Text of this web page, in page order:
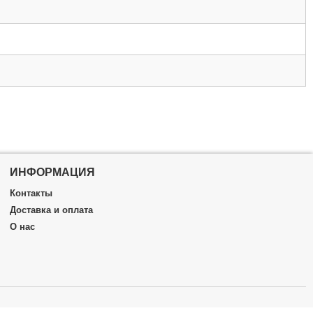
ИНФОРМАЦИЯ
Контакты
Доставка и оплата
О нас